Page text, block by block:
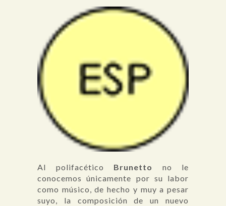
Al polifacético Brunetto
no le
conocemos únicamente por su labor
como músico, de hecho y muy a pesar
suyo, la composición de un nuevo